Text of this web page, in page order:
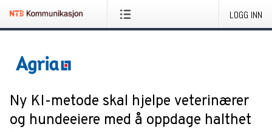
LOGG INN
Ny KI-metode skal hjelpe veterinærer
og hundeeiere med å oppdage halthet